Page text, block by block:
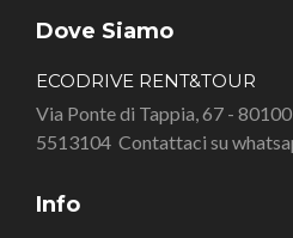
Dove Siamo
ECODRIVE RENT&TOUR
Via Ponte di Tappia, 67 -
5513104 Contattaci su
Info